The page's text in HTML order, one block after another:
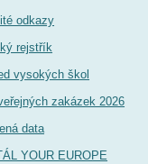
odkazy
rejstřík
vysokých škol
zakázek 2026
data
YOUR EUROPE